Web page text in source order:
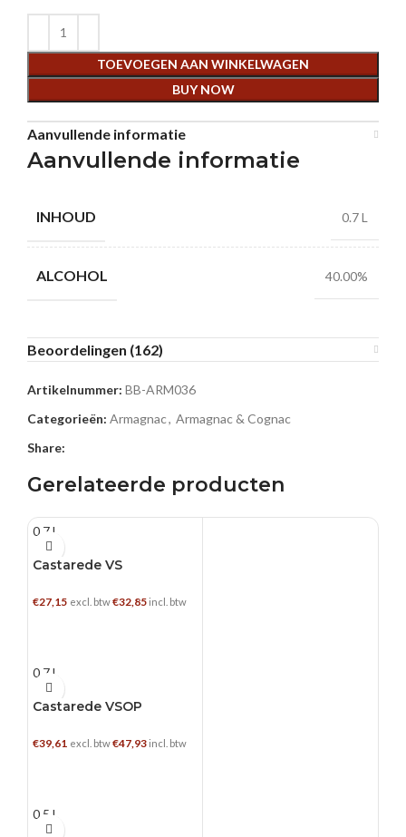
TOEVOEGEN AAN WINKELWAGEN
BUY NOW
Aanvullende informatie
Aanvullende informatie
INHOUD 0.7 L
ALCOHOL 40.00%
Beoordelingen (162)
Artikelnummer: BB-ARM036
Categorieën: Armagnac, Armagnac & Cognac
Share:
Gerelateerde producten
0.7 L
Castarede VS
€27,15 excl. btw€32,85 incl. btw
0.7 L
Castarede VSOP
€39,61 excl. btw€47,93 incl. btw
0.5 L